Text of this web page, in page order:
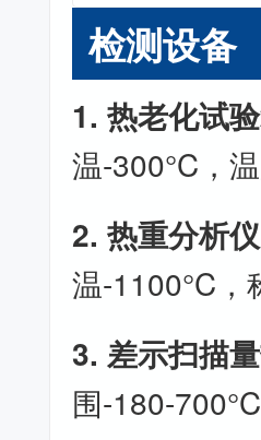
检测设备
1. 热老化试验
温-300°C，
2. 热重分析仪
温-1100°C，
3. 差示扫描
围-180-